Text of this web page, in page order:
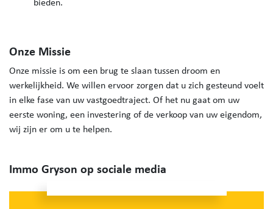
Onze Missie
Onze missie is om een brug te slaan tussen droom en
werkelijkheid. We willen ervoor zorgen dat u zich gesteund voelt
in elke fase van uw vastgoedtraject. Of het nu gaat om uw
eerste woning, een investering of de verkoop van uw eigendom,
wij zijn er om u te helpen.
Immo Gryson op sociale media